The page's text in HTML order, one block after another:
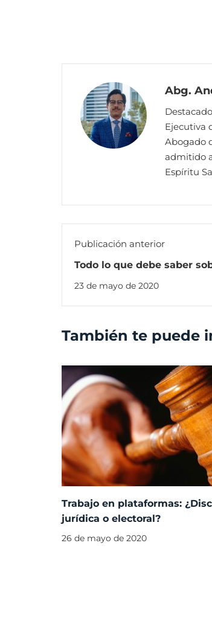
Abg.
Ejecutiva
Abogado
admitido
Espíritu
Publicación anterior
Todo lo que debe saber
trabajo
23 de mayo de 2020
También te puede
Trabajo en plataformas:
jurídica o electoral?
26 de mayo de 2020